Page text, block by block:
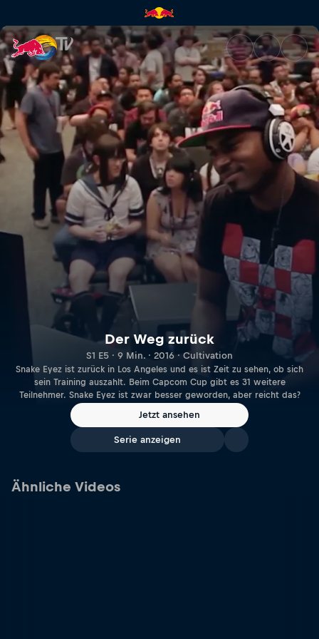
Der Weg zurück | Red Bull TV
Der Weg zurück
S1 E5 · 9 Min. · 2016 · Cultivation
Snake Eyez ist zurück in Los Angeles und es ist Zeit zu sehen, ob sich
sein Training auszahlt. Beim Capcom Cup gibt es 31 weitere
Teilnehmer. Snake Eyez ist zwar besser geworden, aber reicht das?
Jetzt ansehen
Serie anzeigen
Ähnliche Videos